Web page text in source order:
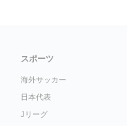
スポーツ
海外サッカー
日本代表
Jリーグ